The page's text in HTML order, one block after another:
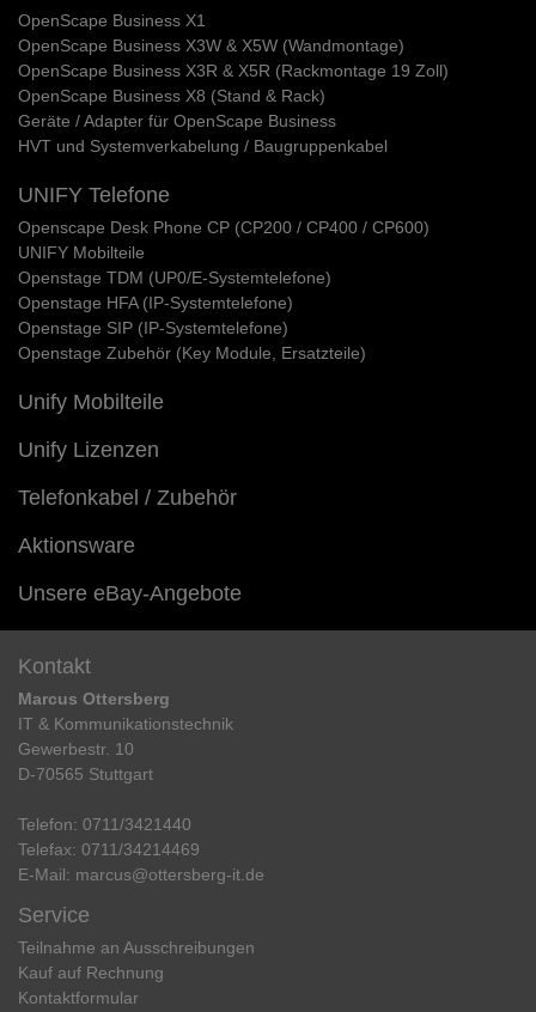
OpenScape Business X1
OpenScape Business X3W & X5W (Wandmontage)
OpenScape Business X3R & X5R (Rackmontage 19 Zoll)
OpenScape Business X8 (Stand & Rack)
Geräte / Adapter für OpenScape Business
HVT und Systemverkabelung / Baugruppenkabel
UNIFY Telefone
Openscape Desk Phone CP (CP200 / CP400 / CP600)
UNIFY Mobilteile
Openstage TDM (UP0/E-Systemtelefone)
Openstage HFA (IP-Systemtelefone)
Openstage SIP (IP-Systemtelefone)
Openstage Zubehör (Key Module, Ersatzteile)
Unify Mobilteile
Unify Lizenzen
Telefonkabel / Zubehör
Aktionsware
Unsere eBay-Angebote
Kontakt
Marcus Ottersberg
IT & Kommunikationstechnik
Gewerbestr. 10
D-70565 Stuttgart
Telefon: 0711/3421440
Telefax: 0711/34214469
E-Mail: marcus@ottersberg-it.de
Service
Teilnahme an Ausschreibungen
Kauf auf Rechnung
Kontaktformular